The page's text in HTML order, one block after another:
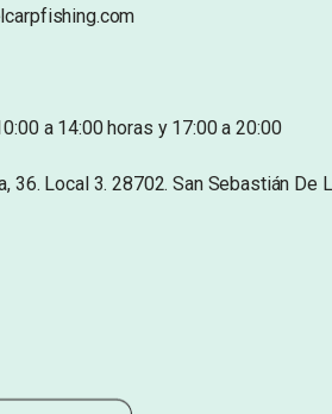
a 14:00 horas y 17:00 a 20:00
36. Local 3. 28702. San Sebastián De